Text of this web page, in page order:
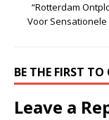
“Rotterdam
Voor
BE THE FIRST
Leave a